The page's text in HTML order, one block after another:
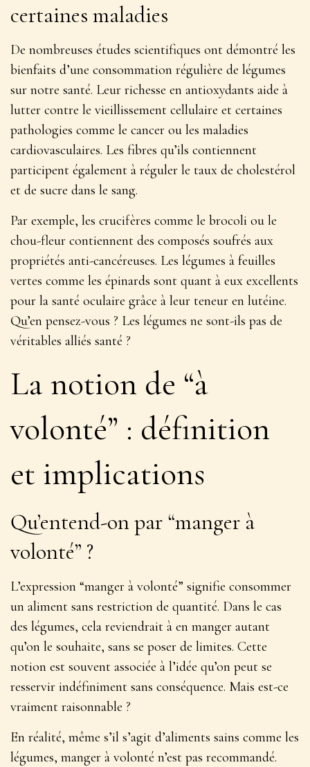
certaines maladies
De nombreuses études scientifiques ont démontré les
bienfaits d’une consommation régulière de légumes
sur notre santé. Leur richesse en antioxydants aide à
lutter contre le vieillissement cellulaire et certaines
pathologies comme le cancer ou les maladies
cardiovasculaires. Les fibres qu’ils contiennent
participent également à réguler le taux de cholestérol
et de sucre dans le sang.
Par exemple, les crucifères comme le brocoli ou le
chou-fleur contiennent des composés soufrés aux
propriétés anti-cancéreuses. Les légumes à feuilles
vertes comme les épinards sont quant à eux excellents
pour la santé oculaire grâce à leur teneur en lutéine.
Qu’en pensez-vous ? Les légumes ne sont-ils pas de
véritables alliés santé ?
La notion de “à
volonté” : définition
et implications
Qu’entend-on par “manger à
volonté” ?
L’expression “manger à volonté” signifie consommer
un aliment sans restriction de quantité. Dans le cas
des légumes, cela reviendrait à en manger autant
qu’on le souhaite, sans se poser de limites. Cette
notion est souvent associée à l’idée qu’on peut se
resservir indéfiniment sans conséquence. Mais est-ce
vraiment raisonnable ?
En réalité, même s’il s’agit d’aliments sains comme les
légumes, manger à volonté n’est pas recommandé.